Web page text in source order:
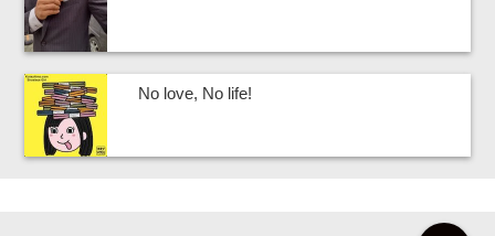
No love, No life!